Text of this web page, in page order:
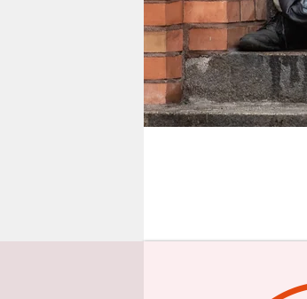
fragen & hilfe
unterstützen
abo
genossenschaft